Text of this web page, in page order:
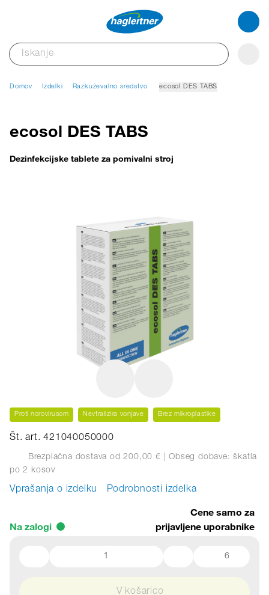
Domov Izdelki Razkuževalno sredstvo ecosol DES TABS
ecosol DES TABS
Dezinfekcijske tablete za pomivalni stroj
Proti norovirusom Nevtralizira vonjave Brez mikroplastike
Št. art. 421040050000
Brezplačna dostava od 200,00 € | Obseg dobave: škatla
po 2 kosov
Vprašanja o izdelku Podrobnosti izdelka
Na zalogi
Cene samo za
prijavljene uporabnike
6
V košarico